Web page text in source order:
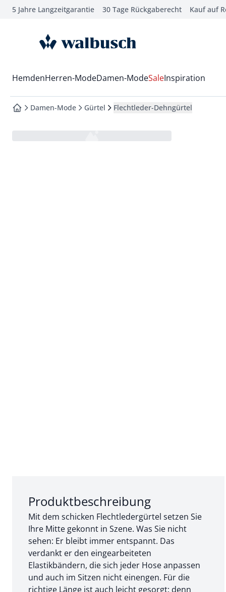
springen
springen
springen
5 Jahre Langzeitgarantie 30 Tage Rückgaberecht Kauf auf
zur Startseite
Wechsel in das Menü mit Pfeil-Runter Taste
HemdenHerren-ModeDamen-ModeSaleInspiration
zur Startseite
Damen-Mode Gürtel Flechtleder-Dehngürtel
Abschnitt 1 von 3:
Produktbeschreibung
Mit dem schicken Flechtledergürtel setzen Sie
Ihre Mitte gekonnt in Szene. Was Sie nicht
sehen: Er bleibt immer entspannt. Das
verdankt er den eingearbeiteten
Elastikbändern, die sich jeder Hose anpassen
und auch im Sitzen nicht einengen. Für die
richtige Länge ist auch leicht gesorgt: denn